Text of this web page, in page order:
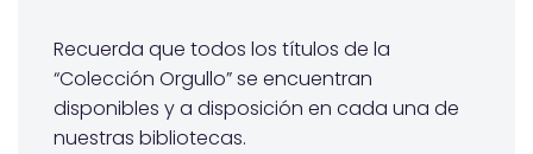
Recuerda que todos los títulos de la
“Colección Orgullo” se encuentran
disponibles y a disposición en cada una de
nuestras bibliotecas.